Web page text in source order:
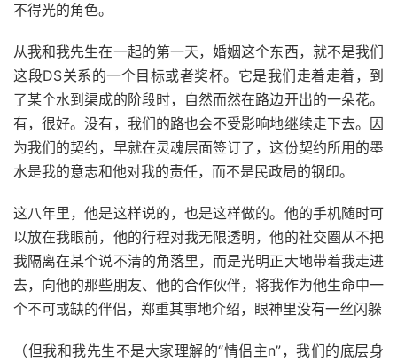
不得光的角色。
从我和我先生在一起的第一天，婚姻这个东西，就不是我们
这段DS关系的一个目标或者奖杯。它是我们走着走着，到
了某个水到渠成的阶段时，自然而然在路边开出的一朵花。
有，很好。没有，我们的路也会不受影响地继续走下去。因
为我们的契约，早就在灵魂层面签订了，这份契约所用的墨
水是我的意志和他对我的责任，而不是民政局的钢印。
这八年里，他是这样说的，也是这样做的。他的手机随时可
以放在我眼前，他的行程对我无限透明，他的社交圈从不把
我隔离在某个说不清的角落里，而是光明正大地带着我走进
去，向他的那些朋友、他的合作伙伴，将我作为他生命中一
个不可或缺的伴侣，郑重其事地介绍，眼神里没有一丝闪躲
（但我和我先生不是大家理解的“情侣主n”，我们的底层身